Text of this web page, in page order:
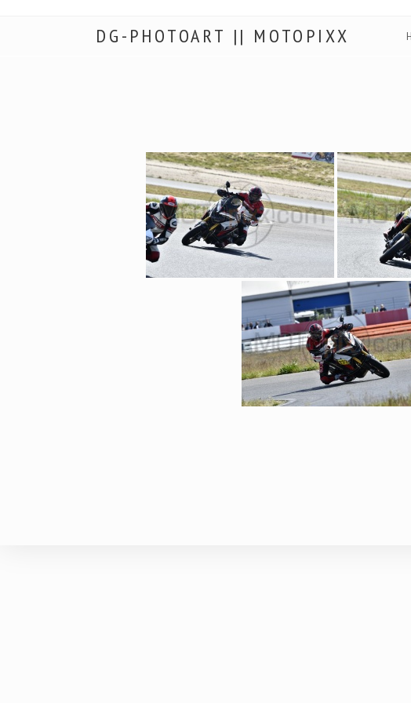
DG-PHOTOART || MOTOPIXX